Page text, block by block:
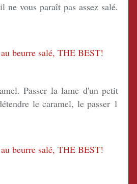
vous paraît pas assez salé.
Passer la lame d'un petit
le caramel, le passer 1